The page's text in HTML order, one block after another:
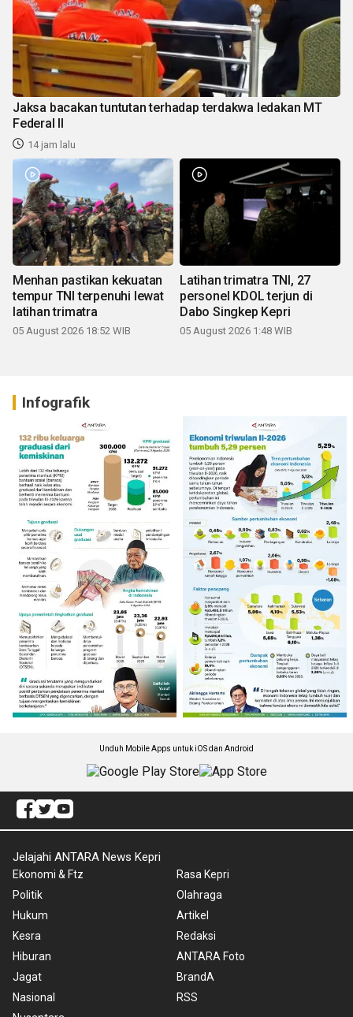
Jaksa bacakan tuntutan terhadap terdakwa ledakan MT
Federal II
14 jam lalu
Menhan pastikan kekuatan
tempur TNI terpenuhi lewat
latihan trimatra
05 August 2026 18:52 WIB
Latihan trimatra TNI, 27
personel KDOL terjun di
Dabo Singkep Kepri
05 August 2026 1:48 WIB
Infografik
Unduh Mobile Apps untuk iOS dan Android
Jelajahi ANTARA News Kepri
Ekonomi & Ftz
Politik
Hukum
Kesra
Hiburan
Jagat
Nasional
Rasa Kepri
Olahraga
Artikel
Redaksi
ANTARA Foto
BrandA
RSS